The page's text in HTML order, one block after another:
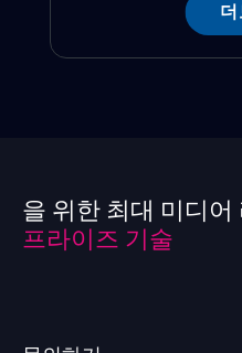
더
을 위한 최대 미디어
프라이즈 기술